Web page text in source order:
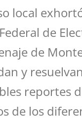
local
de
de
y
reportes
de los